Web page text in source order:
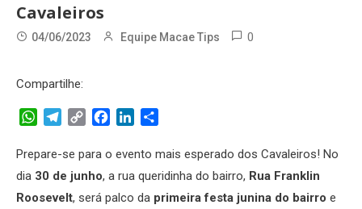
Cavaleiros
04/06/2023 Equipe Macae Tips 0
Compartilhe:
WhatsApp
Telegram
Copy
FacebookLinkedIn
Prepare-se para o evento mais esperado dos Cavaleiros! No
dia 30 de junho, a rua queridinha do bairro, Rua Franklin
Roosevelt, será palco da primeira festa junina do bairro e